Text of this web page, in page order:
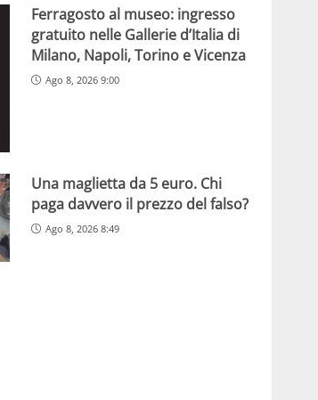
Ferragosto al museo: ingresso
gratuito nelle Gallerie d’Italia di
Milano, Napoli, Torino e Vicenza
Ago 8, 2026 9:00
Una maglietta da 5 euro. Chi
paga davvero il prezzo del falso?
Ago 8, 2026 8:49